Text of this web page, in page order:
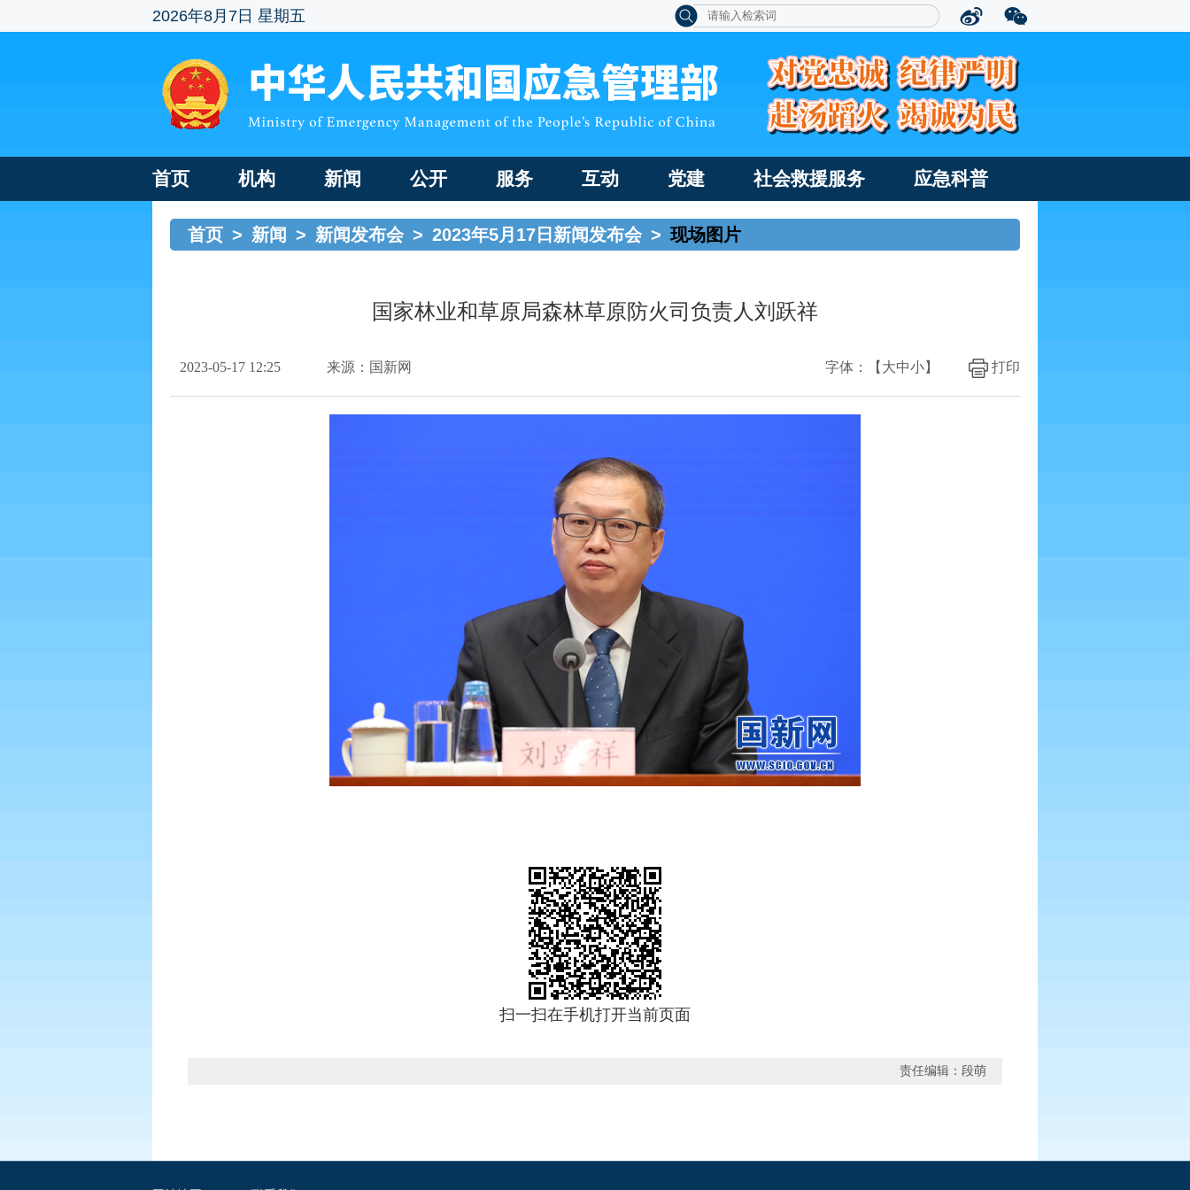
2026年8月7日 星期五
首页 机构 新闻 公开 服务 互动 党建 社会救援服务 应急科普
首页 > 新闻 > 新闻发布会 > 2023年5月17日新闻发布会 > 现场图片
国家林业和草原局森林草原防火司负责人刘跃祥
2023-05-17 12:25 来源：国新网 打印
字体：【 大中小】
扫一扫在手机打开当前页面
责任编辑：段萌